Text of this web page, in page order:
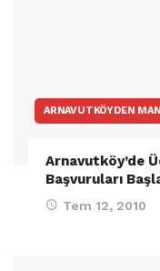
ARNAVUTKÖYDEN
Arnavutköy’de
Başvuruları
Tem 12, 2010